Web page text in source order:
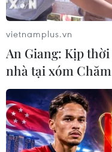
vietnamplus.vn
An Giang: Kịp
nhà tại xóm